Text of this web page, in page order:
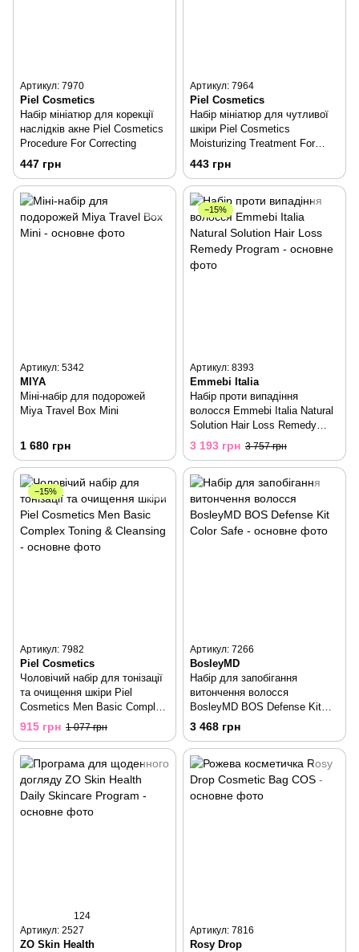
Артикул: 7970
Piel Cosmetics
Набір мініатюр для корекції
наслідків акне Piel Cosmetics
Procedure For Correcting
447 грн
Артикул: 7964
Piel Cosmetics
Набір мініатюр для чутливої ​​
шкіри Piel Cosmetics
Moisturizing Treatment For
Sensitive Skin Mini Set
443 грн
Артикул: 5342
MIYA
Міні-набір для подорожей
Miya Travel Box Mini
1 680 грн
−15%
Артикул: 8393
Emmebi Italia
Набір проти випадіння
волосся Emmebi Italia Natural
Solution Hair Loss Remedy
Program
3 193 грн 3 757 грн
−15%
Артикул: 7982
Piel Cosmetics
Чоловічий набір для тонізації
та очищення шкіри Piel
Cosmetics Men Basic Complex
Toning & Cleansing
915 грн 1 077 грн
Артикул: 7266
BosleyMD
Набір для запобігання
витончення волосся
BosleyMD BOS Defense Kit
Color Safe
3 468 грн
124
Артикул: 2527
ZO Skin Health
Артикул: 7816
Rosy Drop